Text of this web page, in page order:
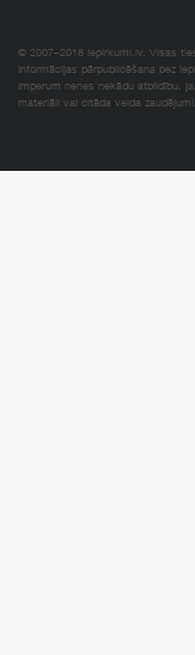
© 2007–2018 Iepirkumi.lv. Visas
Informācijas pārpublicēšana bez
Imperum nenes nekādu atbildību,
materiāli vai citāda veida zaudējumi.